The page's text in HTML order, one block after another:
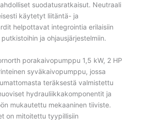
suodatusratkaisut. Neutraali
käytetyt liitäntä- ja
helpottavat integrointia erilaisiin
ja ohjausjärjestelmiin.
porakaivopumppu 1,5 kW, 2 HP
syväkaivopumppu, jossa
teräksestä valmistettu
hydrauliikkakomponentit ja
mukautettu mekaaninen tiiviste.
on mitoitettu tyypillisiin